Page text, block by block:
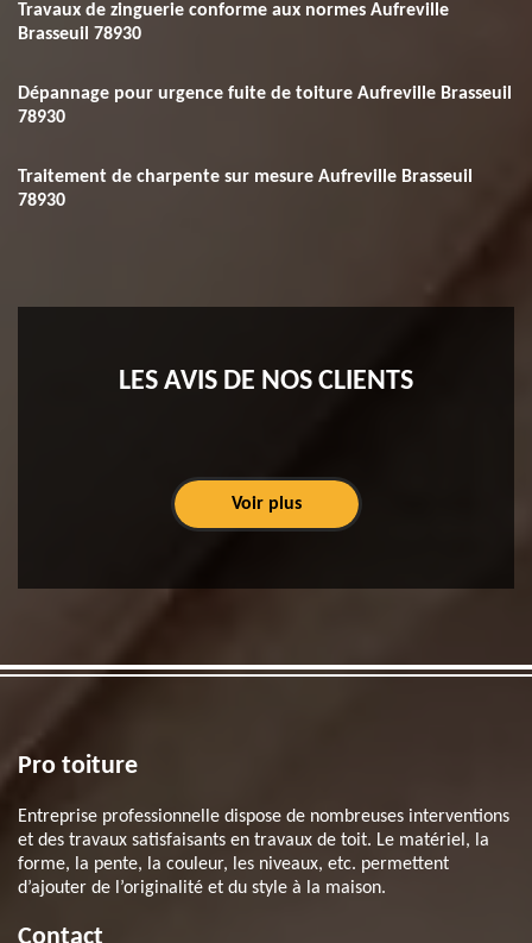
Travaux de zinguerie conforme aux normes Aufreville
Brasseuil 78930
Dépannage pour urgence fuite de toiture Aufreville Brasseuil
78930
Traitement de charpente sur mesure Aufreville Brasseuil
78930
LES AVIS DE NOS CLIENTS
Voir plus
Pro toiture
Entreprise professionnelle dispose de nombreuses interventions
et des travaux satisfaisants en travaux de toit. Le matériel, la
forme, la pente, la couleur, les niveaux, etc. permettent
d’ajouter de l’originalité et du style à la maison.